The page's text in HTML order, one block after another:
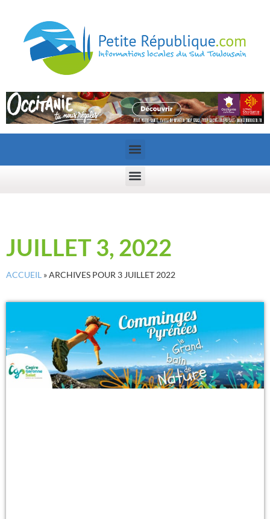
JUILLET 3, 2022
ACCUEIL »ARCHIVES POUR 3 JUILLET 2022